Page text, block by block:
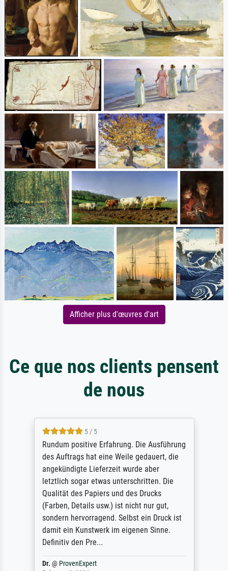
Afficher plus d'œuvres d'art
Ce que nos clients pensent
de nous
5 / 5
Rundum positive Erfahrung. Die Ausführung
des Auftrags hat eine Weile gedauert, die
angekündigte Lieferzeit wurde aber
letztlich sogar etwas unterschritten. Die
Qualität des Papiers und des Drucks
(Farben, Details usw.) ist nicht nur gut,
sondern hervorragend. Selbst ein Druck ist
damit ein Kunstwerk im eigenen Sinne.
Definitiv den Pre...
Dr. @ ProvenExpert